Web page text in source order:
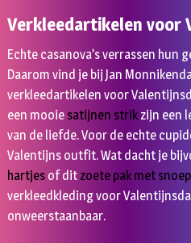
Verkleedartikelen voor
Echte casanova’s verrassen
Daarom vind je bij Jan
verkleedartikelen voor
een mooie satijnen strikzijn een
van de liefde. Voor de echte
Valentijns outfit. Wat dacht je
hartjesof dit zoete pak met
verkleedkleding voor
onweerstaanbaar.